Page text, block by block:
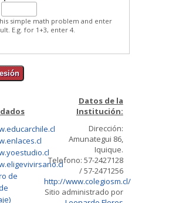
simple math problem and enter
E.g. for 1+3, enter 4.
de
Datos de la
Institución:
Dirección:
Amunategui 86,
Iquique.
Telefono: 57-2427128
/ 57-2471256
http://www.colegiosm.cl/
Sitio administrado por